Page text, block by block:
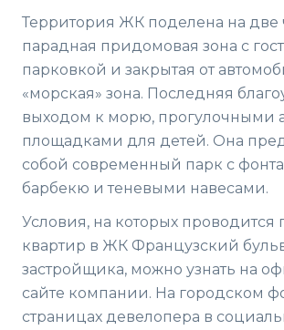
Территория ЖК поделена на две
парадная придомовая зона с
парковкой и закрытая от
«морская» зона. Последняя
выходом к морю, прогулочными
площадками для детей. Она
собой современный парк с
барбекю и теневыми навесами.
Условия, на которых проводится
квартир в ЖК Французский
застройщика, можно узнать на
сайте компании. На городском
страницах девелопера в